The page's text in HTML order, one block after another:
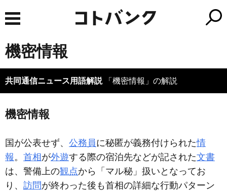
機密情報
共同通信ニュース用語解説「機密情報」の解説
機密情報
国が公表せず、 公務員に秘匿が義務付けられた情
報。 首相 が外遊する際の宿泊先などが記された文書
は、警備上の観点から「マル秘」扱いとなってお
り、 訪問が終わった後も首相の詳細な行動パターン